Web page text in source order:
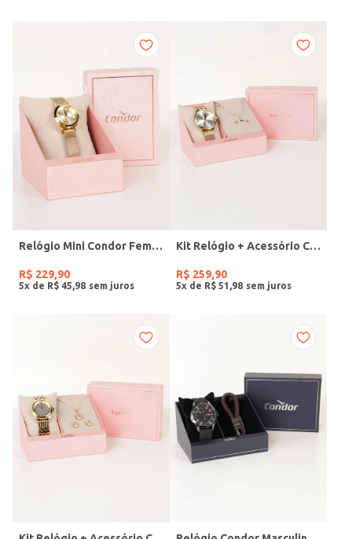
Relógio Mini Condor Feminino DOURADO
R$ 229,90
5x de R$ 45 98
Kit Relógio + Acessório Condor Feminino DOURADO
R$ 259,90
5x de R$ 51 98